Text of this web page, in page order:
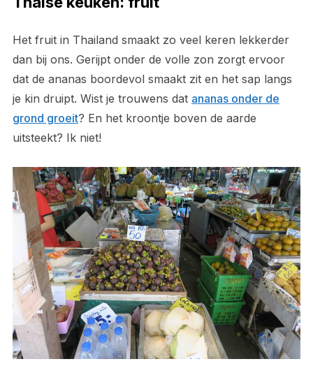
Het fruit in Thailand smaakt zo veel keren lekkerder
dan bij ons. Gerijpt onder de volle zon zorgt ervoor
dat de ananas boordevol smaakt zit en het sap langs
je kin druipt. Wist je trouwens dat ananas onder de
grond groeit? En het kroontje boven de aarde
uitsteekt? Ik niet!